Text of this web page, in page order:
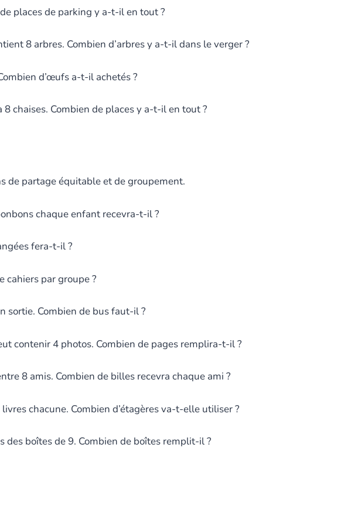
places de parking y a-t-il en tout ?
8 arbres. Combien d’arbres y a-t-il dans le verger ?
d’œufs a-t-il achetés ?
chaises. Combien de places y a-t-il en tout ?
de partage équitable et de groupement.
chaque enfant recevra-t-il ?
fera-t-il ?
cahiers par groupe ?
sortie. Combien de bus faut-il ?
contenir 4 photos. Combien de pages remplira-t-il ?
8 amis. Combien de billes recevra chaque ami ?
chacune. Combien d’étagères va-t-elle utiliser ?
boîtes de 9. Combien de boîtes remplit-il ?